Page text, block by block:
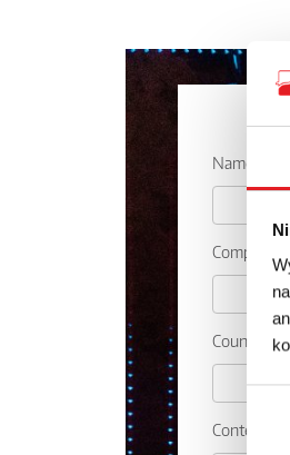
Name: *
Company:
Country:
Contents: *